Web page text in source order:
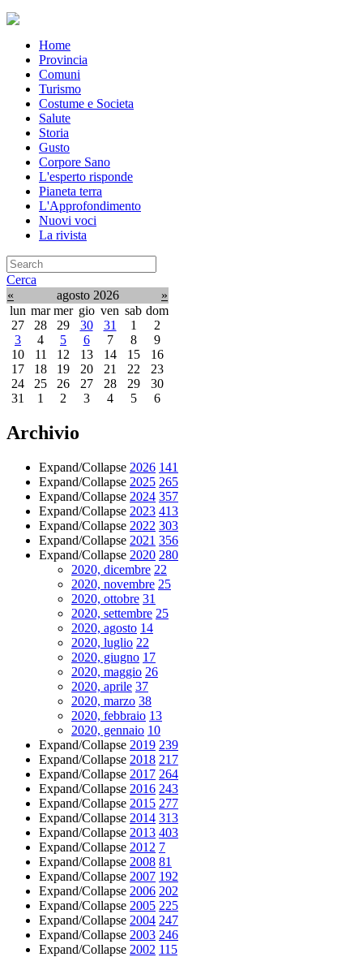
Home
Provincia
Comuni
Turismo
Costume e Societa
Salute
Storia
Gusto
Corpore Sano
L'esperto risponde
Pianeta terra
L'Approfondimento
Nuovi voci
La rivista
Cerca
«
agosto 2026
»
lun mar mer gio ven sab dom
27
28 29 30 31 1
2
3
4 5 6 7 8
9
10
11 12 13 14 15
16
17
18 19 20 21 22
23
24
25 26 27 28 29
30
31
1 2 3 4 5 6
Archivio
Expand/Collapse 2026 141
Expand/Collapse 2025 265
Expand/Collapse 2024 357
Expand/Collapse 2023 413
Expand/Collapse 2022 303
Expand/Collapse 2021 356
Expand/Collapse 2020 280
2020, dicembre 22
2020, novembre 25
2020, ottobre 31
2020, settembre 25
2020, agosto 14
2020, luglio 22
2020, giugno 17
2020, maggio 26
2020, aprile 37
2020, marzo 38
2020, febbraio 13
2020, gennaio 10
Expand/Collapse 2019 239
Expand/Collapse 2018 217
Expand/Collapse 2017 264
Expand/Collapse 2016 243
Expand/Collapse 2015 277
Expand/Collapse 2014 313
Expand/Collapse 2013 403
Expand/Collapse 2012 7
Expand/Collapse 2008 81
Expand/Collapse 2007 192
Expand/Collapse 2006 202
Expand/Collapse 2005 225
Expand/Collapse 2004 247
Expand/Collapse 2003 246
Expand/Collapse 2002 115